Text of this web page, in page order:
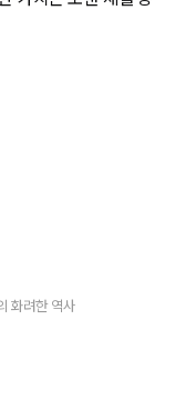
화려한 역사